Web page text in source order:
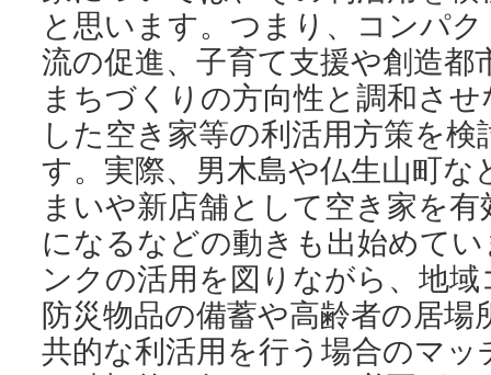
と思います。つまり、コンパ
流の促進、子育て支援や創造
まちづくりの方向性と調和さ
した空き家等の利活用方策を
す。実際、男木島や仏生山町
まいや新店舗として空き家を
になるなどの動きも出始めて
ンクの活用を図りながら、地
防災物品の備蓄や高齢者の居
共的な利活用を行う場合のマ